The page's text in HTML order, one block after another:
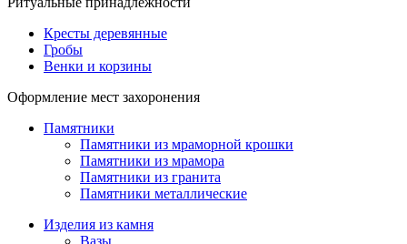
Кресты деревянные
Гробы
Венки и корзины
Оформление мест захоронения
Памятники
Памятники из мраморной крошки
Памятники из мрамора
Памятники из гранита
Памятники металлические
Изделия из камня
Вазы